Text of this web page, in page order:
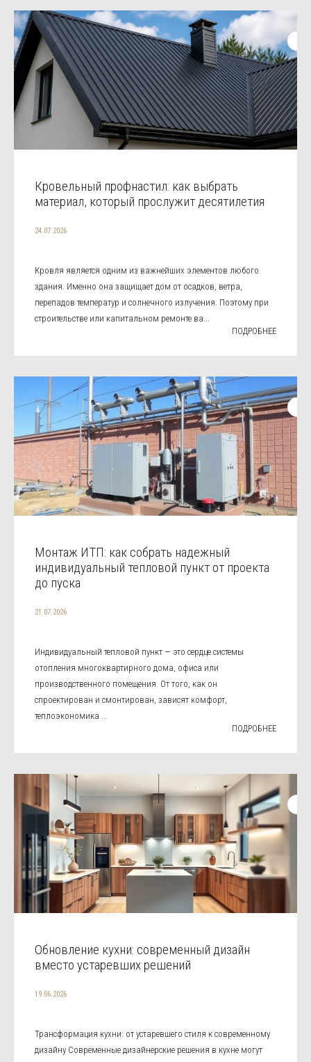
Кровельный профнастил: как выбрать
материал, который прослужит десятилетия
24.07.2026
Кровля является одним из важнейших элементов любого
здания. Именно она защищает дом от осадков, ветра,
перепадов температур и солнечного излучения. Поэтому при
строительстве или капитальном ремонте ва...
ПОДРОБНЕЕ
Монтаж ИТП: как собрать надежный
индивидуальный тепловой пункт от проекта
до пуска
21.07.2026
Индивидуальный тепловой пункт — это сердце системы
отопления многоквартирного дома, офиса или
производственного помещения. От того, как он
спроектирован и смонтирован, зависят комфорт,
теплоэкономика ...
ПОДРОБНЕЕ
Обновление кухни: современный дизайн
вместо устаревших решений
19.06.2026
Трансформация кухни: от устаревшего стиля к современному
дизайну Современные дизайнерские решения в кухне могут